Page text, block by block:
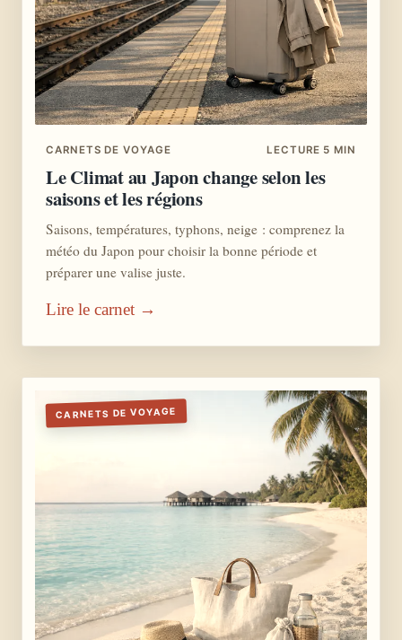
CARNETS DE VOYAGE LECTURE 5 MIN
Le Climat au Japon change selon les
saisons et les régions
Saisons, températures, typhons, neige : comprenez la
météo du Japon pour choisir la bonne période et
préparer une valise juste.
Lire le carnet →
CARNETS DE VOYAGE